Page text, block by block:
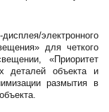
электронного
для четкого
«Приоритет
деталей объекта и
размытия в